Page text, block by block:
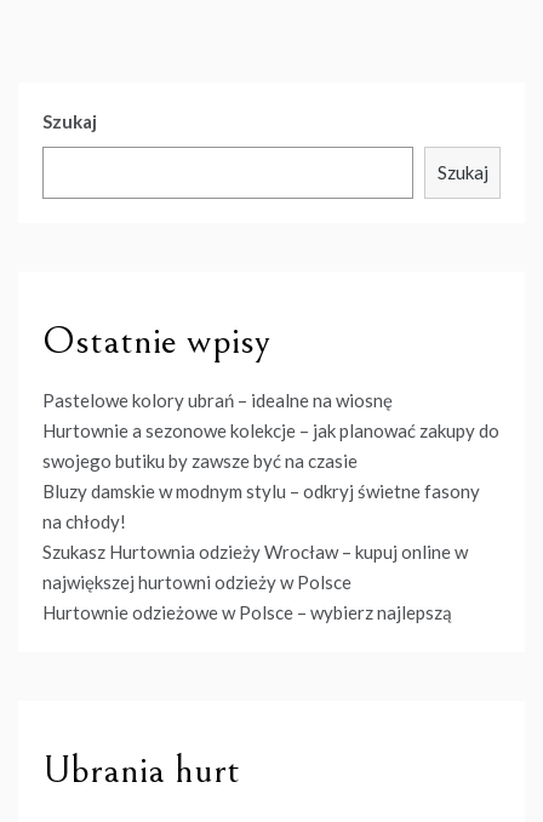
Szukaj
Szukaj
Ostatnie wpisy
Pastelowe kolory ubrań – idealne na wiosnę
Hurtownie a sezonowe kolekcje – jak planować zakupy do
swojego butiku by zawsze być na czasie
Bluzy damskie w modnym stylu – odkryj świetne fasony
na chłody!
Szukasz Hurtownia odzieży Wrocław – kupuj online w
największej hurtowni odzieży w Polsce
Hurtownie odzieżowe w Polsce – wybierz najlepszą
Ubrania hurt